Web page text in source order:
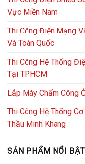
Vực Miền Nam
Thi Công Điện Mạng
Và Toàn Quốc
Thi Công Hệ Thống
Tại TPHCM
Lắp Máy Chấm Công
Thi Công Hệ Thống
Thầu Minh Khang
SẢN PHẨM NỔI BẬT